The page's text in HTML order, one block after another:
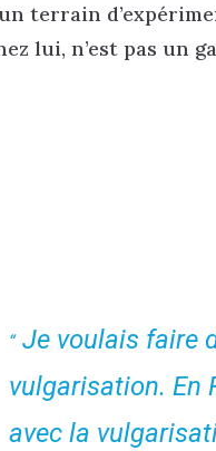
terrain
lui, n’est pas un
Je voulais faire
vulgarisation. En
avec la